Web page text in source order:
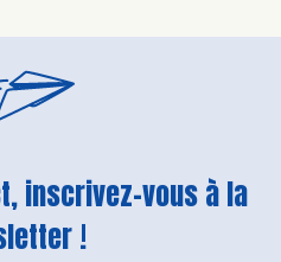
inscrivez-vous à la
!